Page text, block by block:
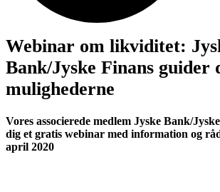
Webinar om likviditet:
Bank/Jyske Finans guider
mulighederne
Vores associerede medlem Jyske Bank/
dig et gratis webinar med information og
april 2020